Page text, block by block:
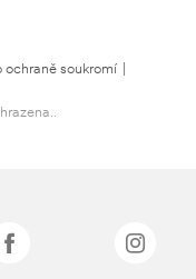
ochraně soukromí